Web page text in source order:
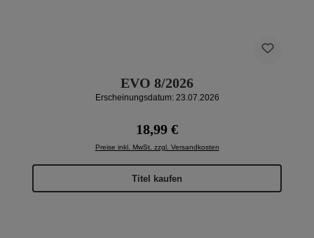
EVO 8/2026
Erscheinungsdatum: 23.07.2026
Regulärer Preis:
18,99 €
Preise inkl. MwSt. zzgl. Versandkosten
Titel kaufen